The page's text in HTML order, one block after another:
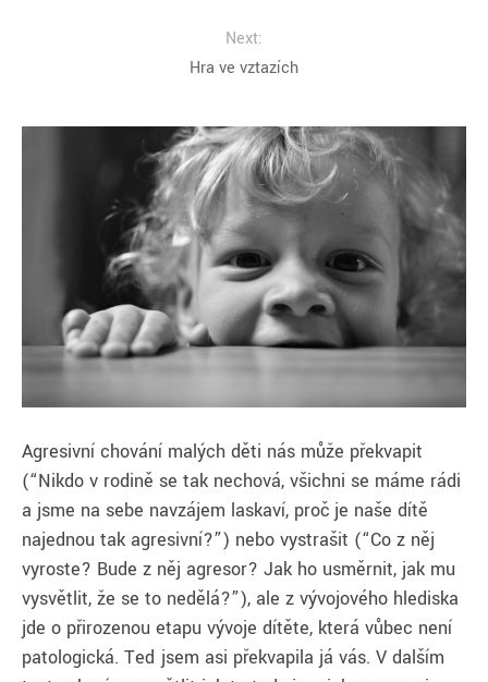
Agresivní chování malých děti nás může překvapit
(“Nikdo v rodině se tak nechová, všichni se máme rádi
a jsme na sebe navzájem laskaví, proč je naše dítě
najednou tak agresivní?”) nebo vystrašit (“Co z něj
vyroste? Bude z něj agresor? Jak ho usměrnit, jak mu
vysvětlit, že se to nedělá?”), ale z vývojového hlediska
jde o přirozenou etapu vývoje dítěte, která vůbec není
patologická. Teď jsem asi překvapila já vás. V dalším
Next:
Hra ve vztazích